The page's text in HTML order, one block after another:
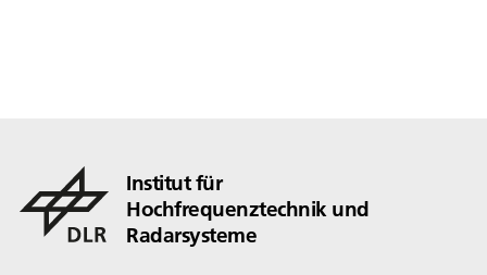
Institut für
Hochfrequenztechnik und
Radarsysteme